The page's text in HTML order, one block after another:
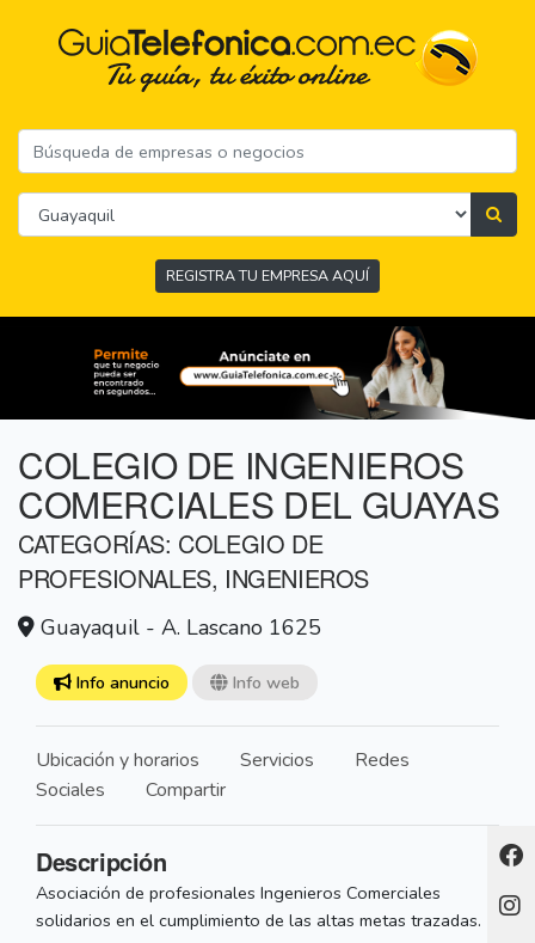
REGISTRA TU EMPRESA AQUÍ
COLEGIO DE INGENIEROS
COMERCIALES DEL GUAYAS
CATEGORÍAS: COLEGIO DE
PROFESIONALES, INGENIEROS
Guayaquil - A. Lascano 1625
Info anuncio Info web
Ubicación y horarios Servicios
Redes
Sociales
Compartir
Descripción
Asociación de profesionales Ingenieros Comerciales
solidarios en el cumplimiento de las altas metas trazadas.